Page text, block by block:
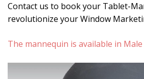
Contact us to book your Tablet-
revolutionize your Window
The mannequin is available in Male